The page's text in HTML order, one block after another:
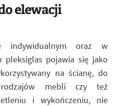
elewacji
indywidualnym oraz w
pleksiglas pojawia się jako
na ścianę, do
rodzajów mebli czy też
i wykończeniu, nie